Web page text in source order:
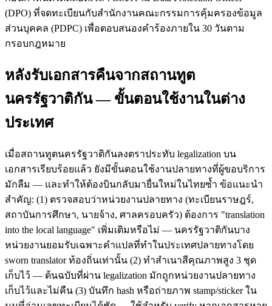
(DPO) ที่จดทะเบียนกับสำนักงานคณะกรรมการคุ้มครองข้อมูล
ส่วนบุคคล (PDPC) เพื่อตอบสนองคำร้องภายใน 30 วันตาม
กรอบกฎหมาย
หลังรับเอกสารคืนจากสถานทูต
นครรัฐวาติกัน — ขั้นตอนใช้งานในต่าง
ประเทศ
เมื่อสถานทูตนครรัฐวาติกันลงตราประทับ legalization บน
เอกสารเรียบร้อยแล้ว ยังมีขั้นตอนใช้งานปลายทางที่ผู้ขอบริการ
มักลืม — และทำให้ต้องบินกลับมายื่นใหม่ในไทยซ้ำ ข้อแนะนำ
สำคัญ: (1) ตรวจสอบว่าหน่วยงานปลายทาง (ทะเบียนราษฎร์,
สถาบันการศึกษา, นายจ้าง, ศาลครอบครัว) ต้องการ "translation
into the local language" เพิ่มเติมหรือไม่ — นครรัฐวาติกันบาง
หน่วยงานยอมรับเฉพาะคำแปลที่ทำในประเทศปลายทางโดย
sworn translator ท้องถิ่นเท่านั้น (2) ทำสำเนาสีคุณภาพสูง 3 ชุด
เก็บไว้ — ต้นฉบับที่ผ่าน legalization มักถูกหน่วยงานปลายทาง
เก็บไว้และไม่คืน (3) บันทึก hash หรือถ่ายภาพ stamp/sticker ใน